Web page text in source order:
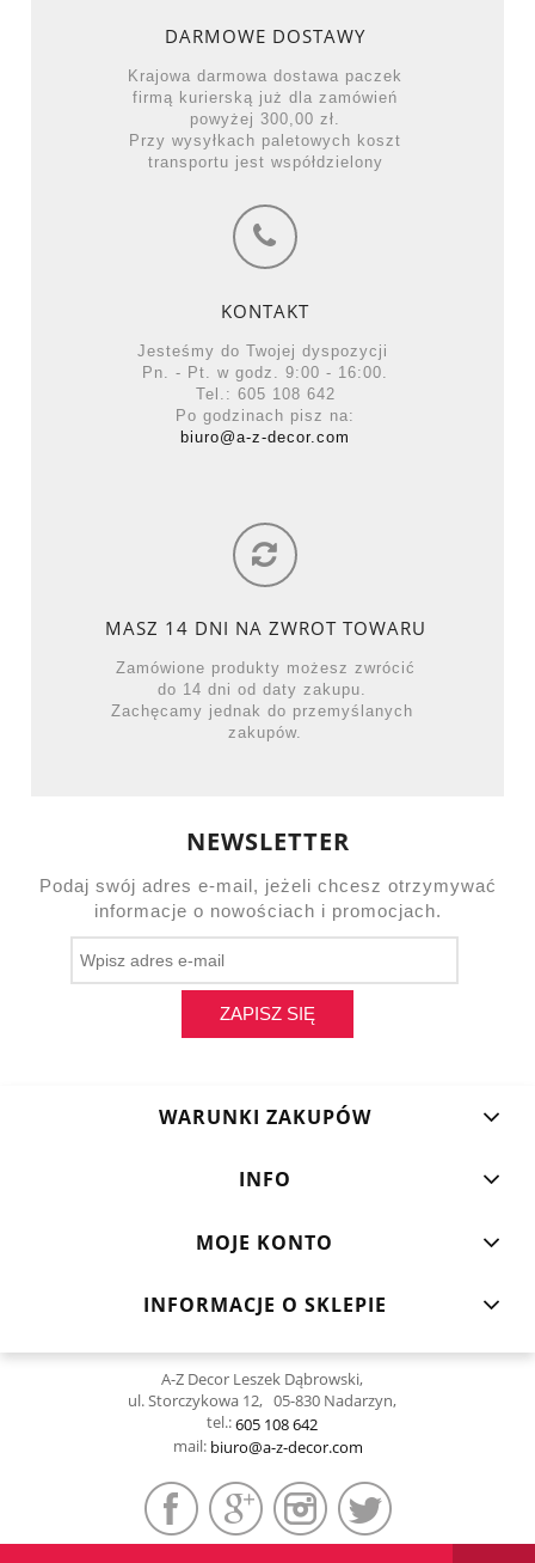
DARMOWE DOSTAWY
Krajowa darmowa dostawa paczek
firmą kurierską już dla zamówień
powyżej 300,00 zł.
Przy wysyłkach paletowych koszt
transportu jest współdzielony
KONTAKT
Jesteśmy do Twojej dyspozycji
Pn. - Pt. w godz. 9:00 - 16:00.
Tel.: 605 108 642
Po godzinach pisz na:
biuro@a-z-decor.com
MASZ 14 DNI NA ZWROT TOWARU
Zamówione produkty możesz zwrócić
do 14 dni od daty zakupu.
Zachęcamy jednak do przemyślanych
zakupów.
NEWSLETTER
Podaj swój adres e-mail, jeżeli chcesz otrzymywać
informacje o nowościach i promocjach.
ZAPISZ SIĘ
WARUNKI ZAKUPÓW
INFO
MOJE KONTO
INFORMACJE O SKLEPIE
A-Z Decor Leszek Dąbrowski,
ul. Storczykowa 12, 05-830 Nadarzyn,
tel.:605 108 642
mail: biuro@a-z-decor.com